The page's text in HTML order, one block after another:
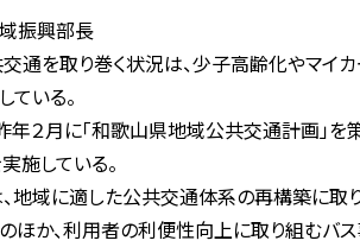
興部長
り巻く状況は、少子高齢化やマイカー
いる。
に「和歌山県地域公共交通計画」を策
している。
適した公共交通体系の再構築に取り
、利用者の利便性向上に取り組むバス